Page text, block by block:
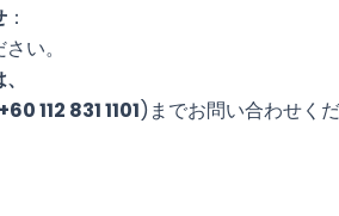
：
い。
+60 112 831 1101)までお問い合わせく